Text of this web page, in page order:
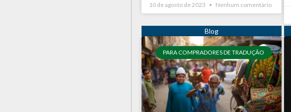
10 de agosto de 2023
Nenhum comentário
PARA COMPRADORES DE TRADUÇÃO